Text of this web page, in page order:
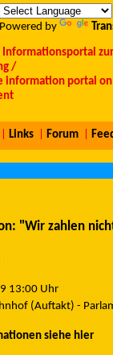
Powered by
Informationsportal
/
information portal
Links Forum
"Wir zahlen
13:00 Uhr
(Auftakt) -
siehe hier